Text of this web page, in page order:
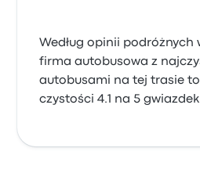
Według opinii podróżnych
firma autobusowa z
autobusami na tej trasie
czystości 4.1 na 5